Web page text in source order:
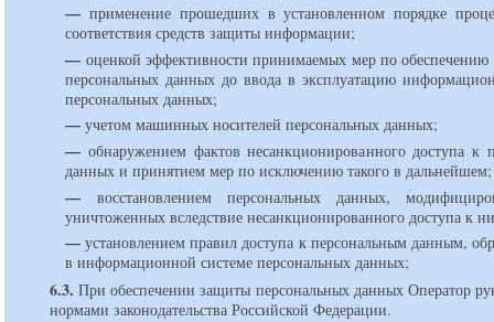
— применение прошедших в установленном порядке
соответствия средств защиты информации;
— оценкой эффективности принимаемых мер по обеспечению
персональных данных до ввода в эксплуатацию
персональных данных;
— учетом машинных носителей персональных данных;
— обнаружением фактов несанкционированного доступа к
данных и принятием мер по исключению такого в дальнейшем;
— восстановлением персональных данных,
уничтоженных вследствие несанкционированного доступа к
— установлением правил доступа к персональным данным,
в информационной системе персональных данных;
6.3. При обеспечении защиты персональных данных Оператор
нормами законодательства Российской Федерации.